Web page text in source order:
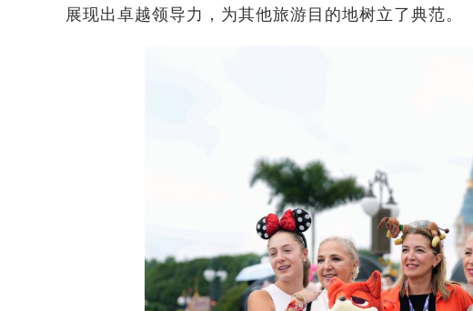
展现出卓越领导力，为其他旅游目的地树立了典范。